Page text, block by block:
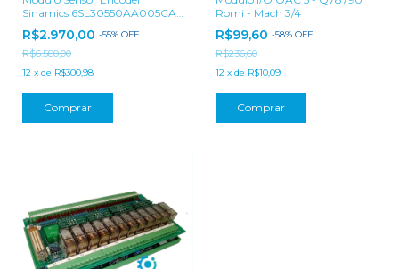
Sinamics 6SL30550AA005CA2
| SMC30 Siemens
R$2.970,00 -55% OFF
R$6.580,00
12 x de R$300,98
Romi - Mach 3/4
R$99,60 -58% OFF
R$236,60
12 x de R$10,09